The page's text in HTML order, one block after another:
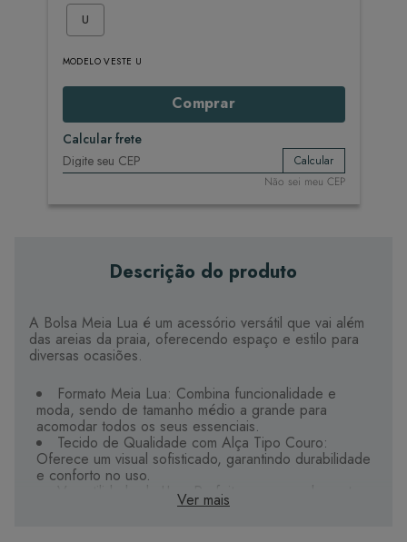
U
MODELO VESTE U
Comprar
Calcular frete
Calcular
Não sei meu CEP
Descrição do produto
A Bolsa Meia Lua é um acessório versátil que vai além
das areias da praia, oferecendo espaço e estilo para
diversas ocasiões.
Formato Meia Lua: Combina funcionalidade e
moda, sendo de tamanho médio a grande para
acomodar todos os seus essenciais.
Tecido de Qualidade com Alça Tipo Couro:
Oferece um visual sofisticado, garantindo durabilidade
e conforto no uso.
Versatilidade de Uso: Perfeita para complementar
looks casuais e elegantes, ideal tanto para a praia
Ver mais